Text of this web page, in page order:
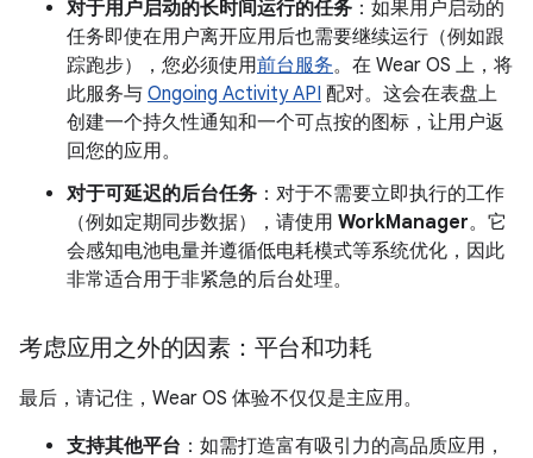
对于用户启动的长时间运行的任务 ：如果用户启动的
任务即使在用户离开应用后也需要继续运行（例如跟
踪跑步），您必须使用前台服务。在 Wear OS 上，将
此服务与 Ongoing Activity API 配对。这会在表盘上
创建一个持久性通知和一个可点按的图标，让用户返
回您的应用。
对于可延迟的后台任务 ：对于不需要立即执行的工作
（例如定期同步数据），请使用 WorkManager。它
会感知电池电量并遵循低电耗模式等系统优化，因此
非常适合用于非紧急的后台处理。
考虑应用之外的因素：平台和功耗
最后，请记住，Wear OS 体验不仅仅是主应用。
支持其他平台 ：如需打造富有吸引力的高品质应用，